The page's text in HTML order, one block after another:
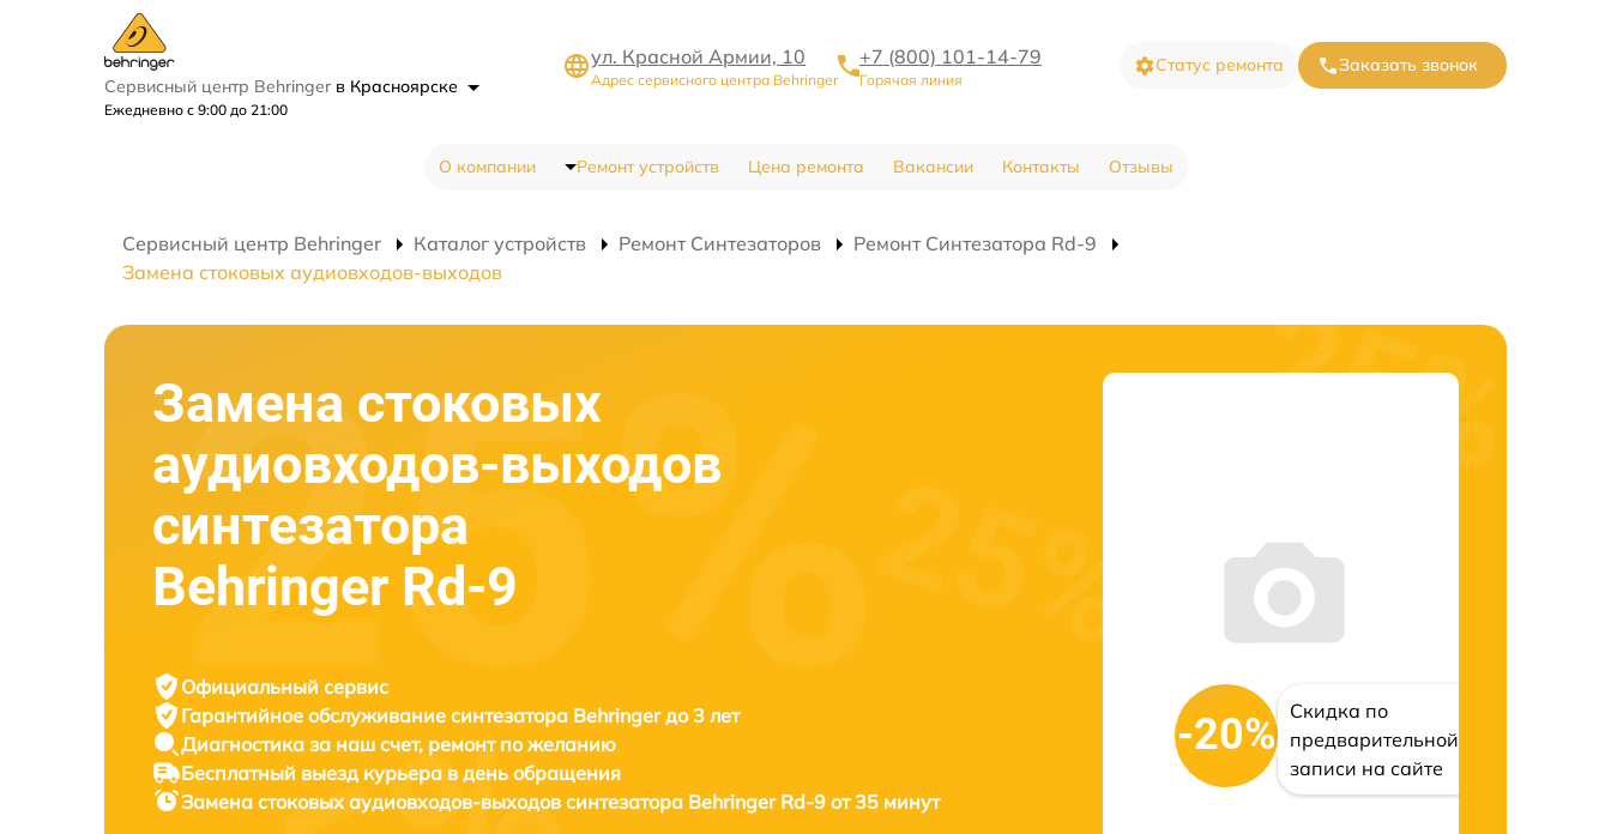
Сервисный центр Behringer в Красноярске
Ежедневно с 9:00 до 21:00
ул. Красной Армии, 10
Адрес сервисного центра Behringer
+7 (800) 101-14-79
Горячая линия
Статус ремонта Заказать звонок
О компании Ремонт устройств Цена ремонта Вакансии Контакты Отзывы
Сервисный центр Behringer Каталог устройств Ремонт Синтезаторов
Ремонт Синтезатора Rd-9
Замена стоковых аудиовходов-выходов
Замена стоковых
аудиовходов-выходов
синтезатора
Behringer Rd-9
Официальный сервис
Гарантийное обслуживание синтезатора Behringer до 3 лет
Диагностика за наш счет, ремонт по желанию
Бесплатный выезд курьера в день обращения
Замена стоковых аудиовходов-выходов синтезатора Behringer Rd-9 от 35 минут
-20%
Скидка по
предварительной
записи на сайте